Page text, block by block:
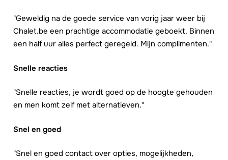
"Geweldig na de goede service van vorig jaar weer bij
Chalet.be een prachtige accommodatie geboekt. Binnen
een half uur alles perfect geregeld. Mijn complimenten."
Snelle reacties
"Snelle reacties, je wordt goed op de hoogte gehouden
en men komt zelf met alternatieven."
Snel en goed
"Snel en goed contact over opties, mogelijkheden,